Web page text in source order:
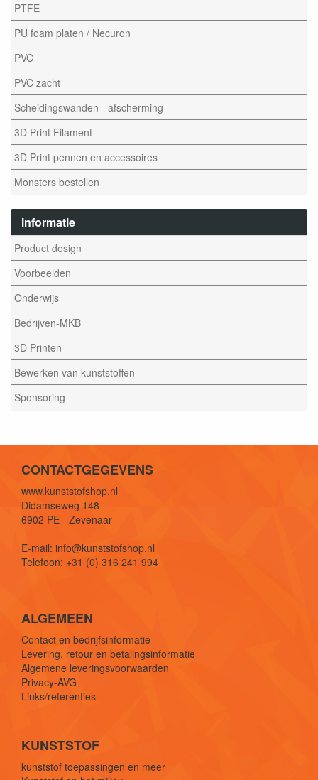
PTFE
PU foam platen / Necuron
PVC
PVC zacht
Scheidingswanden - afscherming
3D Print Filament
3D Print pennen en accessoires
Monsters bestellen
informatie
Product design
Voorbeelden
Onderwijs
Bedrijven-MKB
3D Printen
Bewerken van kunststoffen
Sponsoring
CONTACTGEGEVENS
www.kunststofshop.nl
Didamseweg 148
6902 PE - Zevenaar
E-mail: info@kunststofshop.nl
Telefoon: +31 (0) 316 241 994
ALGEMEEN
Contact en bedrijfsinformatie
Levering, retour en betalingsinformatie
Algemene leveringsvoorwaarden
Privacy-AVG
Links/referenties
KUNSTSTOF
kunststof toepassingen en meer